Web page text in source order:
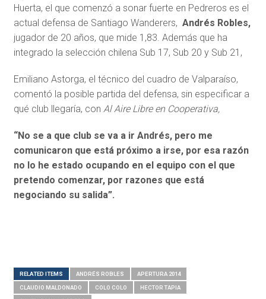
Huerta, el que comenzó a sonar fuerte en Pedreros es el
actual defensa de Santiago Wanderers, Andrés Robles,
jugador de 20 años, que mide 1,83. Además que ha
integrado la selección chilena Sub 17, Sub 20 y Sub 21,
Emiliano Astorga, el técnico del cuadro de Valparaíso,
comentó la posible partida del defensa, sin especificar a
qué club llegaría, con Al Aire Libre en Cooperativa,
“No se a que club se va a ir Andrés, pero me
comunicaron que está próximo a irse, por esa razón
no lo he estado ocupando en el equipo con el que
pretendo comenzar, por razones que está
negociando su salida”.
RELATED ITEMS ANDRÉS ROBLES APERTURA 2014
CLAUDIO MALDONADO COLO COLO HECTOR TAPIA